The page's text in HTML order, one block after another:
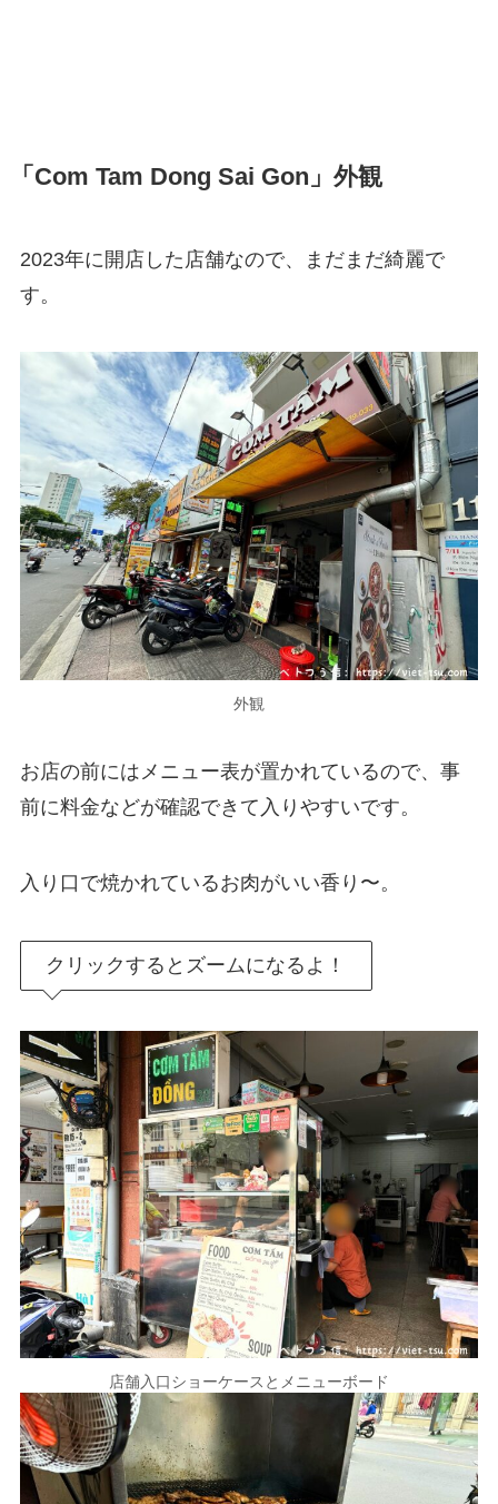
「Com Tam Dong Sai Gon」外観
2023年に開店した店舗なので、まだまだ綺麗で
す。
外観
お店の前にはメニュー表が置かれているので、事
前に料金などが確認できて入りやすいです。
入り口で焼かれているお肉がいい香り〜。
クリックするとズームになるよ！
店舗入口ショーケースとメニューボード